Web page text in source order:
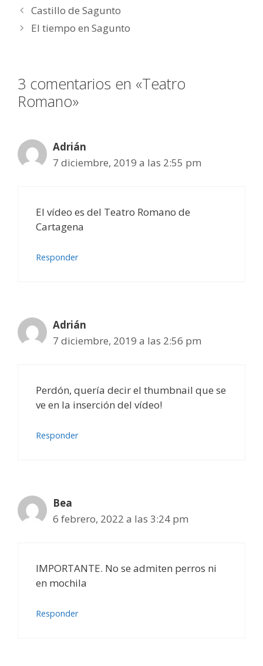
Castillo de Sagunto
El tiempo en Sagunto
3 comentarios en «Teatro
Romano»
Adrián
7 diciembre, 2019 a las 2:55 pm
El vídeo es del Teatro Romano de
Cartagena
Responder
Adrián
7 diciembre, 2019 a las 2:56 pm
Perdón, quería decir el thumbnail que se
ve en la inserción del vídeo!
Responder
Bea
6 febrero, 2022 a las 3:24 pm
IMPORTANTE. No se admiten perros ni
en mochila
Responder